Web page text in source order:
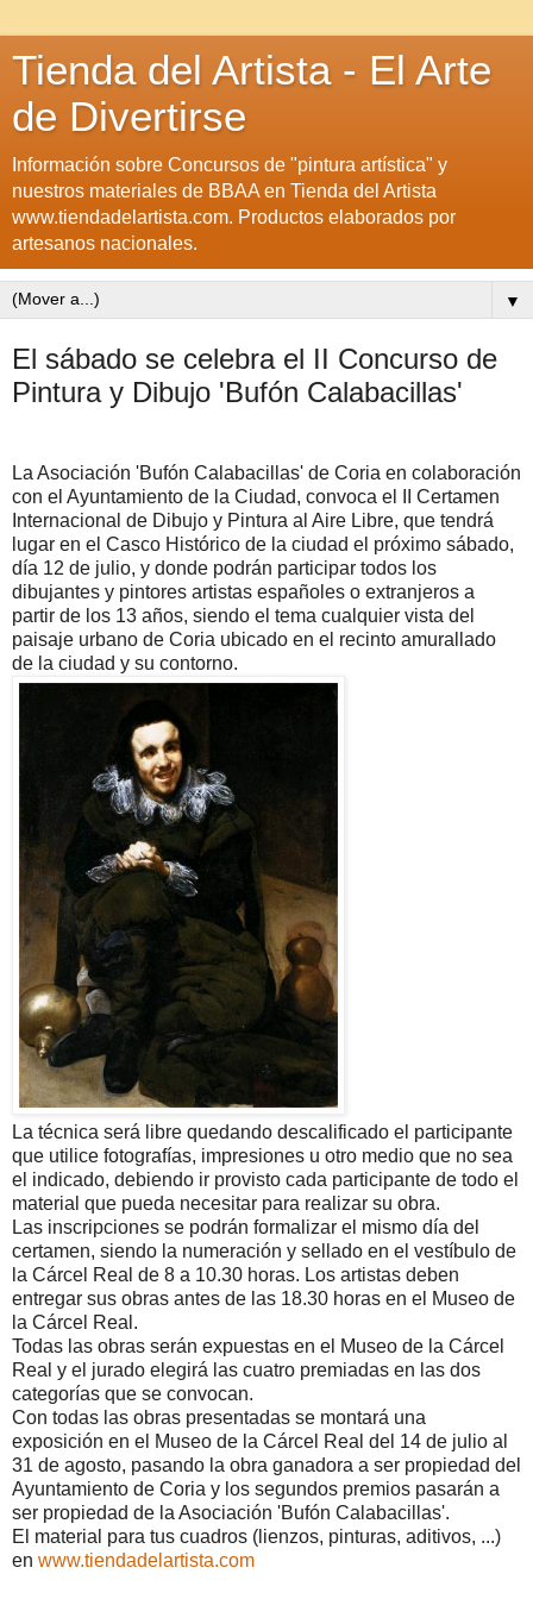
Tienda del Artista - El Arte
de Divertirse
Información sobre Concursos de "pintura artística" y
nuestros materiales de BBAA en Tienda del Artista
www.tiendadelartista.com. Productos elaborados por
artesanos nacionales.
▼
El sábado se celebra el II Concurso de
Pintura y Dibujo 'Bufón Calabacillas'
La Asociación 'Bufón Calabacillas' de Coria en colaboración
con el Ayuntamiento de la Ciudad, convoca el II Certamen
Internacional de Dibujo y Pintura al Aire Libre, que tendrá
lugar en el Casco Histórico de la ciudad el próximo sábado,
día 12 de julio, y donde podrán participar todos los
dibujantes y pintores artistas españoles o extranjeros a
partir de los 13 años, siendo el tema cualquier vista del
paisaje urbano de Coria ubicado en el recinto amurallado
de la ciudad y su contorno.
La técnica será libre quedando descalificado el participante
que utilice fotografías, impresiones u otro medio que no sea
el indicado, debiendo ir provisto cada participante de todo el
material que pueda necesitar para realizar su obra.
Las inscripciones se podrán formalizar el mismo día del
certamen, siendo la numeración y sellado en el vestíbulo de
la Cárcel Real de 8 a 10.30 horas. Los artistas deben
entregar sus obras antes de las 18.30 horas en el Museo de
la Cárcel Real.
Todas las obras serán expuestas en el Museo de la Cárcel
Real y el jurado elegirá las cuatro premiadas en las dos
categorías que se convocan.
Con todas las obras presentadas se montará una
exposición en el Museo de la Cárcel Real del 14 de julio al
31 de agosto, pasando la obra ganadora a ser propiedad del
Ayuntamiento de Coria y los segundos premios pasarán a
ser propiedad de la Asociación 'Bufón Calabacillas'.
El material para tus cuadros (lienzos, pinturas, aditivos, ...)
en www.tiendadelartista.com